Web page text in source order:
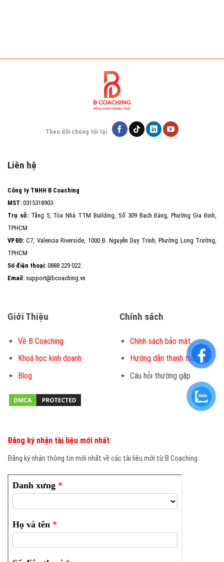
Theo dõi chúng tôi tại
Liên hệ
Công ty TNHH B Coaching
MST: 0315318903
Trụ sở:Tầng 5, Tòa Nhà TTM Building, Số 309 Bạch Đằng, Phường Gia Định,
TPHCM
VPĐD: C7, Valencia Riverside, 1000 Đ. Nguyễn Duy Trinh, Phường Long Trường,
TPHCM
Số điện thoại: 0888 229 022
Email: support@bcoaching.vn
Giới Thiệu
Về B Coaching
Khoá học kinh doanh
Blog
Chính sách
Chính sách bảo mật
Hướng dẫn thanh toán
Câu hỏi thường gặp
Đăng ký nhận tài liệu mới nhất
Đăng ký nhận thông tin mới nhất về các tài liệu mới từ B Coaching.